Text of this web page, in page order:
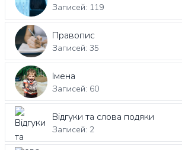
Записей: 119
Правопис
Записей: 35
Імена
Записей: 60
Відгуки та слова подяки
Записей: 2